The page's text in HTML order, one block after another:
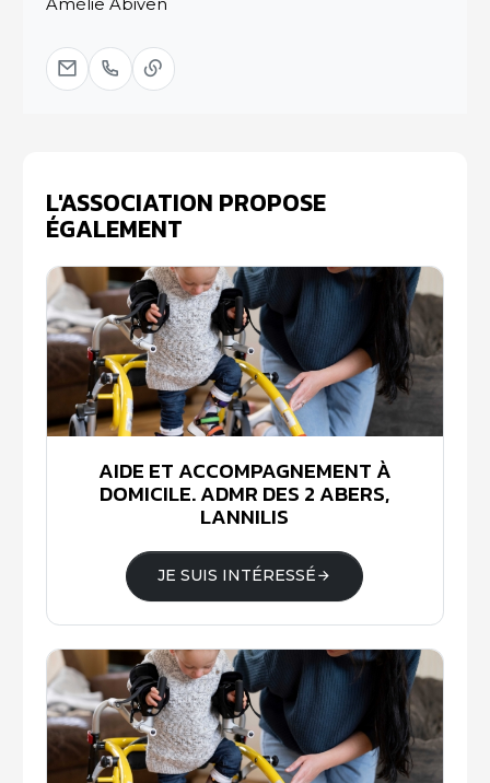
Amélie Abiven
L'ASSOCIATION PROPOSE
ÉGALEMENT
AIDE ET ACCOMPAGNEMENT À
DOMICILE. ADMR DES 2 ABERS,
LANNILIS
JE SUIS INTÉRESSÉ